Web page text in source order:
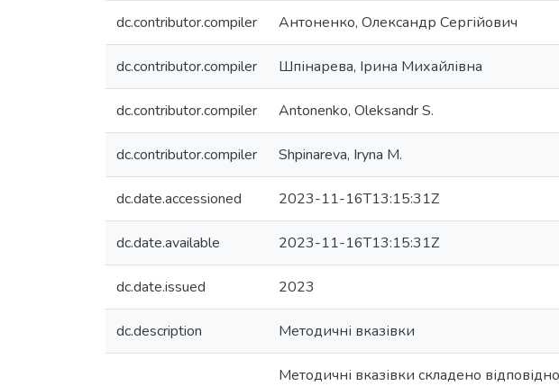
dc.contributor.compiler Антоненко, Олександр Сергійович
dc.contributor.compiler Шпінарева, Ірина Михайлівна
dc.contributor.compiler Antonenko, Oleksandr S.
dc.contributor.compiler Shpinareva, Iryna M.
dc.date.accessioned 2023-11-16T13:15:31Z
dc.date.available 2023-11-16T13:15:31Z
dc.date.issued 2023
dc.description Методичні вказівки
Методичні вказівки складено